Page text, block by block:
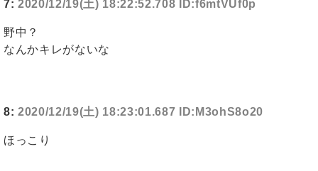
7: 2020/12/19(土) 18:22:52.708 ID:f6mtVUf0p
野中？
なんかキレがないな
8: 2020/12/19(土) 18:23:01.687 ID:M3ohS8o20
ほっこり